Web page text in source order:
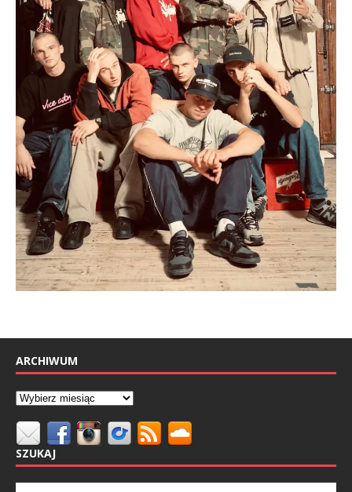
ARCHIWUM
SZUKAJ